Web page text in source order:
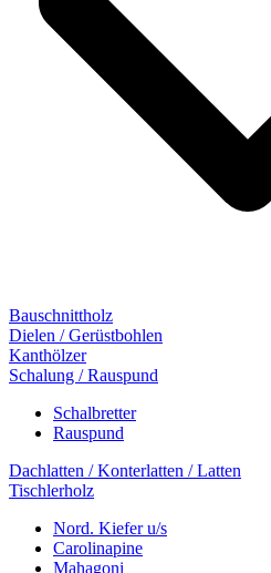
Bauschnittholz
Dielen / Gerüstbohlen
Kanthölzer
Schalung / Rauspund
Schalbretter
Rauspund
Dachlatten / Konterlatten / Latten
Tischlerholz
Nord. Kiefer u/s
Carolinapine
Mahagoni